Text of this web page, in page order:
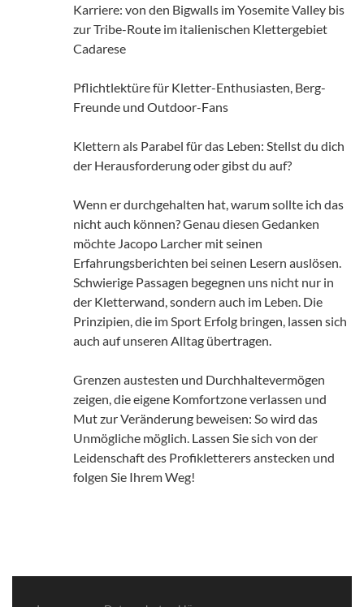
Karriere: von den Bigwalls im Yosemite Valley bis
zur Tribe-Route im italienischen Klettergebiet
Cadarese
Pflichtlektüre für Kletter-Enthusiasten, Berg-
Freunde und Outdoor-Fans
Klettern als Parabel für das Leben: Stellst du dich
der Herausforderung oder gibst du auf?
Wenn er durchgehalten hat, warum sollte ich das
nicht auch können? Genau diesen Gedanken
möchte Jacopo Larcher mit seinen
Erfahrungsberichten bei seinen Lesern auslösen.
Schwierige Passagen begegnen uns nicht nur in
der Kletterwand, sondern auch im Leben. Die
Prinzipien, die im Sport Erfolg bringen, lassen sich
auch auf unseren Alltag übertragen.
Grenzen austesten und Durchhaltevermögen
zeigen, die eigene Komfortzone verlassen und
Mut zur Veränderung beweisen: So wird das
Unmögliche möglich. Lassen Sie sich von der
Leidenschaft des Profikletterers anstecken und
folgen Sie Ihrem Weg!